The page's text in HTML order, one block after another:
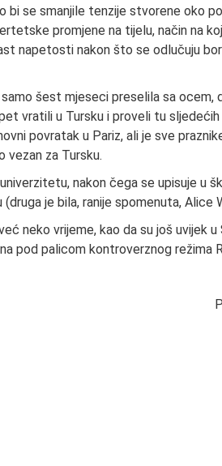
se smanjile tenzije stvorene oko
promjene na tijelu, način na
napetosti nakon što se odlučuju
šest mjeseci preselila sa ocem,
vratili u Tursku i proveli tu sljedećih
povratak u Pariz, ali je sve
vezan za Tursku.
nakon čega se upisuje u
je bila, ranije spomenuta, Alice
neko vrijeme, kao da su još uvijek
pod palicom kontroverznog režima